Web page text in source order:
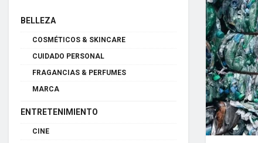
BELLEZA
COSMÉTICOS & SKINCARE
CUIDADO PERSONAL
FRAGANCIAS & PERFUMES
MARCA
ENTRETENIMIENTO
CINE